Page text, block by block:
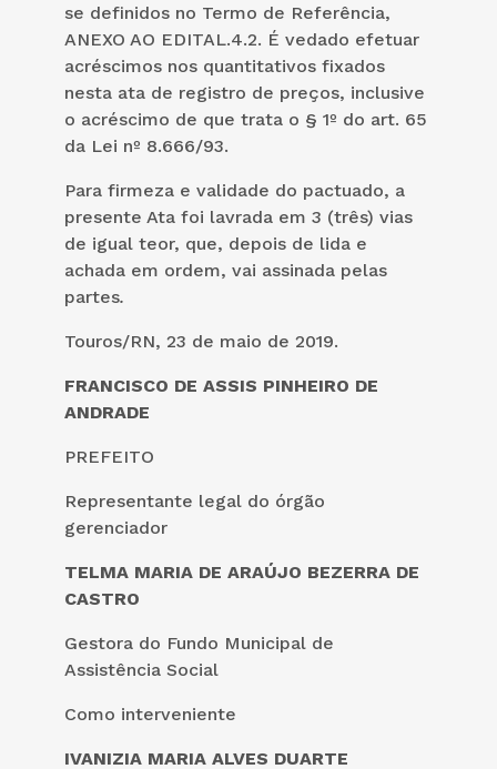
se definidos no Termo de Referência,
ANEXO AO EDITAL.4.2. É vedado efetuar
acréscimos nos quantitativos fixados
nesta ata de registro de preços, inclusive
o acréscimo de que trata o § 1º do art. 65
da Lei nº 8.666/93.
Para firmeza e validade do pactuado, a
presente Ata foi lavrada em 3 (três) vias
de igual teor, que, depois de lida e
achada em ordem, vai assinada pelas
partes.
Touros/RN, 23 de maio de 2019.
FRANCISCO DE ASSIS PINHEIRO DE
ANDRADE
PREFEITO
Representante legal do órgão
gerenciador
TELMA MARIA DE ARAÚJO BEZERRA DE
CASTRO
Gestora do Fundo Municipal de
Assistência Social
Como interveniente
IVANIZIA MARIA ALVES DUARTE